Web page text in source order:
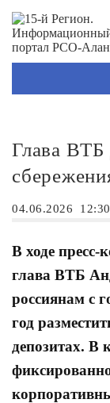
Глава ВТБ
04.06.2026 12:30
В ходе
глава ВТБ
россиянам с
год
депозитах. В